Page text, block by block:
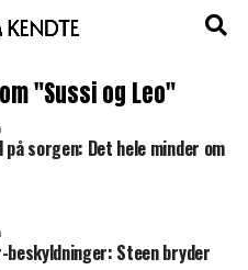
"Sussi og Leo"
sorgen: Det hele minder om
Steen bryder